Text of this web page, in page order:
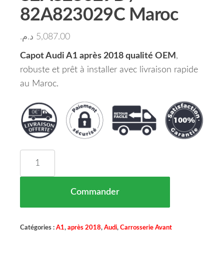
82A823029C Maroc
5,087.00 د.م.
Capot Audi A1 après 2018 qualité OEM ,
robuste et prêt à installer avec livraison rapide
au Maroc.
Commander
Catégories : A1, après 2018, Audi, Carrosserie Avant